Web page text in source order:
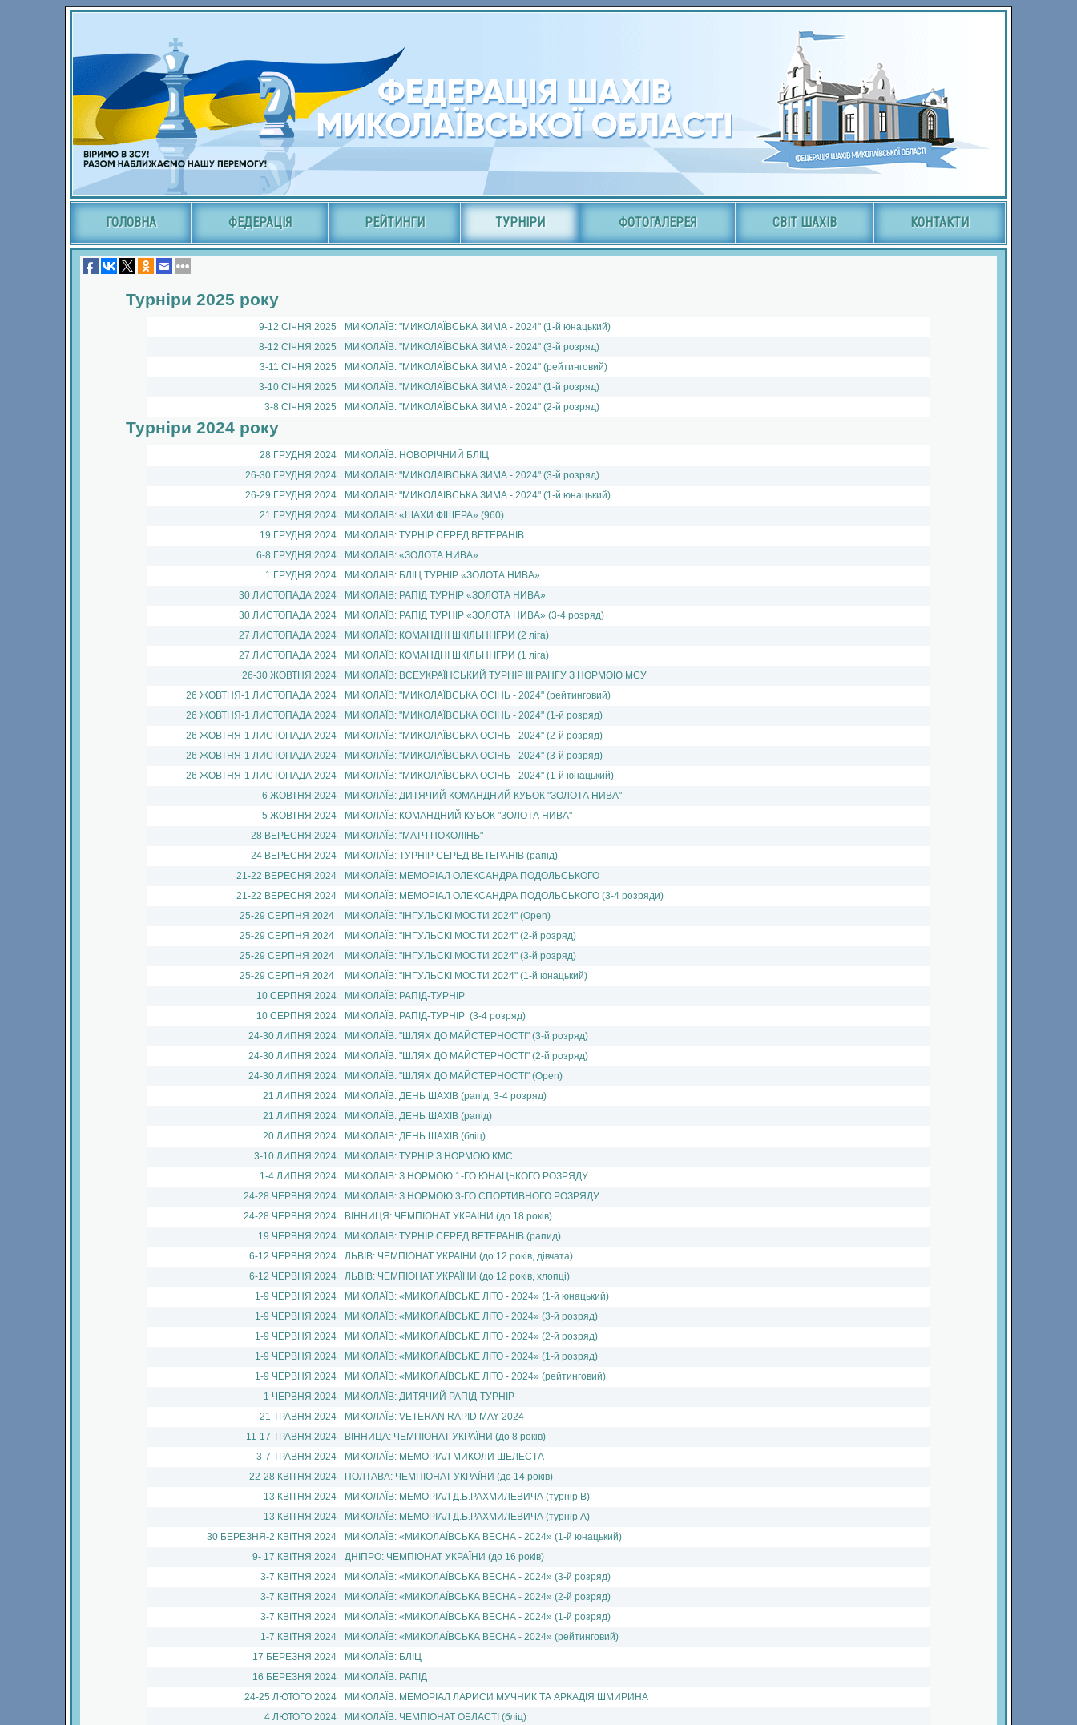
ГОЛОВНА ФЕДЕРАЦІЯ РЕЙТИНГИ ТУРНІРИ ФОТОГАЛЕРЕЯ СВІТ ШАХІВ КОНТАКТИ
Турніри 2025 року
9-12 СIЧНЯ 2025
МИКОЛАЇВ: "МИКОЛАЇВСЬКА ЗИМА - 2024" (1-й юнацький)
8-12 СIЧНЯ 2025
МИКОЛАЇВ: "МИКОЛАЇВСЬКА ЗИМА - 2024" (3-й розряд)
3-11 СIЧНЯ 2025
МИКОЛАЇВ: "МИКОЛАЇВСЬКА ЗИМА - 2024" (рейтинговий)
3-10 СIЧНЯ 2025
МИКОЛАЇВ: "МИКОЛАЇВСЬКА ЗИМА - 2024" (1-й розряд)
3-8 СIЧНЯ 2025
МИКОЛАЇВ: "МИКОЛАЇВСЬКА ЗИМА - 2024" (2-й розряд)
Турніри2024 року
28 ГРУДНЯ 2024
МИКОЛАЇВ: НОВОРІЧНИЙ БЛІЦ
26-30 ГРУДНЯ 2024
МИКОЛАЇВ: "МИКОЛАЇВСЬКА ЗИМА - 2024" (3-й розряд)
26-29 ГРУДНЯ 2024
МИКОЛАЇВ: "МИКОЛАЇВСЬКА ЗИМА - 2024" (1-й юнацький)
21 ГРУДНЯ 2024
МИКОЛАЇВ: «ШАХИ ФІШЕРА» (960)
19 ГРУДНЯ 2024
МИКОЛАЇВ: ТУРНІР СЕРЕД ВЕТЕРАНІВ
6-8 ГРУДНЯ 2024
МИКОЛАЇВ: «ЗОЛОТА НИВА»
1 ГРУДНЯ 2024
МИКОЛАЇВ: БЛІЦ ТУРНІР «ЗОЛОТА НИВА»
30 ЛИСТОПАДА 2024
МИКОЛАЇВ: РАПІД ТУРНІР «ЗОЛОТА НИВА»
30 ЛИСТОПАДА 2024
МИКОЛАЇВ: РАПІД ТУРНІР «ЗОЛОТА НИВА» (3-4 розряд)
27 ЛИСТОПАДА 2024
МИКОЛАЇВ: КОМАНДНІ ШКІЛЬНІ ІГРИ (2 ліга)
27 ЛИСТОПАДА 2024
МИКОЛАЇВ: КОМАНДНІ ШКІЛЬНІ ІГРИ (1 ліга)
26-30 ЖОВТНЯ 2024
МИКОЛАЇВ: ВСЕУКРАЇНСЬКИЙ ТУРНІР ІІІ РАНГУ З НОРМОЮ МСУ
26 ЖОВТНЯ-1 ЛИСТОПАДА 2024
МИКОЛАЇВ: "МИКОЛАЇВСЬКА ОСІНЬ - 2024" (рейтинговий)
26 ЖОВТНЯ-1 ЛИСТОПАДА 2024
МИКОЛАЇВ: "МИКОЛАЇВСЬКА ОСІНЬ - 2024" (1-й розряд)
26 ЖОВТНЯ-1 ЛИСТОПАДА 2024
МИКОЛАЇВ: "МИКОЛАЇВСЬКА ОСІНЬ - 2024" (2-й розряд)
26 ЖОВТНЯ-1 ЛИСТОПАДА 2024
МИКОЛАЇВ: "МИКОЛАЇВСЬКА ОСІНЬ - 2024" (3-й розряд)
26 ЖОВТНЯ-1 ЛИСТОПАДА 2024
МИКОЛАЇВ: "МИКОЛАЇВСЬКА ОСІНЬ - 2024" (1-й юнацький)
6 ЖОВТНЯ 2024
МИКОЛАЇВ: ДИТЯЧИЙ КОМАНДНИЙ КУБОК "ЗОЛОТА НИВА"
5 ЖОВТНЯ 2024
МИКОЛАЇВ: КОМАНДНИЙ КУБОК "ЗОЛОТА НИВА"
28 ВЕРЕСНЯ 2024
МИКОЛАЇВ: "МАТЧ ПОКОЛIНЬ"
24 ВЕРЕСНЯ 2024
МИКОЛАЇВ: ТУРНІР СЕРЕД ВЕТЕРАНIВ (рапід)
21-22 ВЕРЕСНЯ 2024
МИКОЛАЇВ: МЕМОРІАЛ ОЛЕКСАНДРА ПОДОЛЬСЬКОГО
21-22 ВЕРЕСНЯ 2024
МИКОЛАЇВ: МЕМОРІАЛ ОЛЕКСАНДРА ПОДОЛЬСЬКОГО (3-4 розряди)
25-29 СЕРПНЯ 2024
МИКОЛАЇВ: "ІНГУЛЬСКІ МОСТИ 2024" (Open)
25-29 СЕРПНЯ 2024
МИКОЛАЇВ: "ІНГУЛЬСКІ МОСТИ 2024" (2-й розряд)
25-29 СЕРПНЯ 2024
МИКОЛАЇВ: "ІНГУЛЬСКІ МОСТИ 2024" (3-й розряд)
25-29 СЕРПНЯ 2024
МИКОЛАЇВ: "ІНГУЛЬСКІ МОСТИ 2024" (1-й юнацький)
10 СЕРПНЯ 2024
МИКОЛАЇВ: РАПІД-ТУРНІР
10 СЕРПНЯ 2024
МИКОЛАЇВ: РАПІД-ТУРНІР (3-4 розряд)
24-30 ЛИПНЯ 2024
МИКОЛАЇВ: "ШЛЯХ ДО МАЙСТЕРНОСТІ" (3-й розряд)
24-30 ЛИПНЯ 2024
МИКОЛАЇВ: "ШЛЯХ ДО МАЙСТЕРНОСТІ" (2-й розряд)
24-30 ЛИПНЯ 2024
МИКОЛАЇВ: "ШЛЯХ ДО МАЙСТЕРНОСТІ" (Open)
21 ЛИПНЯ 2024
МИКОЛАЇВ: ДЕНЬ ШАХІВ (рапід, 3-4 розряд)
21 ЛИПНЯ 2024
МИКОЛАЇВ: ДЕНЬ ШАХІВ (рапід)
20 ЛИПНЯ 2024
МИКОЛАЇВ: ДЕНЬ ШАХІВ (бліц)
3-10 ЛИПНЯ 2024
МИКОЛАЇВ: ТУРНІР З НОРМОЮ КМС
1-4 ЛИПНЯ 2024
МИКОЛАЇВ: З НОРМОЮ 1-ГО ЮНАЦЬКОГО РОЗРЯДУ
24-28 ЧЕРВНЯ 2024
МИКОЛАЇВ: З НОРМОЮ 3-ГО СПОРТИВНОГО РОЗРЯДУ
24-28 ЧЕРВНЯ 2024
ВІННИЦЯ: ЧЕМПІОНАТ УКРАЇНИ (до 18 рокiв)
19 ЧЕРВНЯ 2024
МИКОЛАЇВ: ТУРНІР СЕРЕД ВЕТЕРАНІВ (рапид)
6-12 ЧЕРВНЯ 2024
ЛЬВІВ: ЧЕМПІОНАТ УКРАЇНИ (до 12 рокiв, дівчата)
6-12 ЧЕРВНЯ 2024
ЛЬВІВ: ЧЕМПІОНАТ УКРАЇНИ (до 12 рокiв, хлопці)
1-9 ЧЕРВНЯ 2024
МИКОЛАЇВ: «МИКОЛАЇВСЬКЕ ЛІТО - 2024» (1-й юнацький)
1-9 ЧЕРВНЯ 2024
МИКОЛАЇВ: «МИКОЛАЇВСЬКЕ ЛІТО - 2024» (3-й розряд)
1-9 ЧЕРВНЯ 2024
МИКОЛАЇВ: «МИКОЛАЇВСЬКЕ ЛІТО - 2024» (2-й розряд)
1-9 ЧЕРВНЯ 2024
МИКОЛАЇВ: «МИКОЛАЇВСЬКЕ ЛІТО - 2024» (1-й розряд)
1-9 ЧЕРВНЯ 2024
МИКОЛАЇВ: «МИКОЛАЇВСЬКЕ ЛІТО - 2024» (рейтинговий)
1 ЧЕРВНЯ 2024
МИКОЛАЇВ: ДИТЯЧИЙ РАПІД-ТУРНІР
21 ТРАВНЯ 2024
МИКОЛАЇВ: VETERAN RAPID MAY 2024
11-17 ТРАВНЯ 2024
ВІННИЦА: ЧЕМПІОНАТ УКРАЇНИ (до 8 рокiв)
3-7 ТРАВНЯ 2024
МИКОЛАЇВ: МЕМОРІАЛ МИКОЛИ ШЕЛЕСТА
22-28 КВIТНЯ 2024
ПОЛТАВА: ЧЕМПІОНАТ УКРАЇНИ (до 14 рокiв)
13 КВIТНЯ 2024
МИКОЛАЇВ: МЕМОРІАЛ Д.Б.РАХМИЛЕВИЧА (турнір В)
13 КВIТНЯ 2024
МИКОЛАЇВ: МЕМОРІАЛ Д.Б.РАХМИЛЕВИЧА (турнір А)
30 БЕРЕЗНЯ-2 КВIТНЯ 2024
МИКОЛАЇВ: «МИКОЛАЇВСЬКА ВЕСНА - 2024» (1-й юнацький)
9- 17 КВIТНЯ 2024
ДНІПРО: ЧЕМПІОНАТ УКРАЇНИ (до 16 рокiв)
3-7 КВIТНЯ 2024
МИКОЛАЇВ: «МИКОЛАЇВСЬКА ВЕСНА - 2024» (3-й розряд)
3-7 КВIТНЯ 2024
МИКОЛАЇВ: «МИКОЛАЇВСЬКА ВЕСНА - 2024» (2-й розряд)
3-7 КВIТНЯ 2024
МИКОЛАЇВ: «МИКОЛАЇВСЬКА ВЕСНА - 2024» (1-й розряд)
1-7 КВIТНЯ 2024
МИКОЛАЇВ: «МИКОЛАЇВСЬКА ВЕСНА - 2024» (рейтинговий)
17 БЕРЕЗНЯ 2024
МИКОЛАЇВ: БЛIЦ
16 БЕРЕЗНЯ 2024
МИКОЛАЇВ: РАПIД
24-25 ЛЮТОГО 2024
МИКОЛАЇВ: МЕМОРІАЛ ЛАРИСИ МУЧНИК ТА АРКАДІЯ ШМИРИНА
4 ЛЮТОГО 2024
МИКОЛАЇВ: ЧЕМПIОНАТ ОБЛАСТI (бліц)